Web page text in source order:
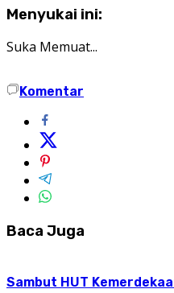
Menyukai ini:
Suka Memuat...
Komentar
Baca Juga
Sambut HUT